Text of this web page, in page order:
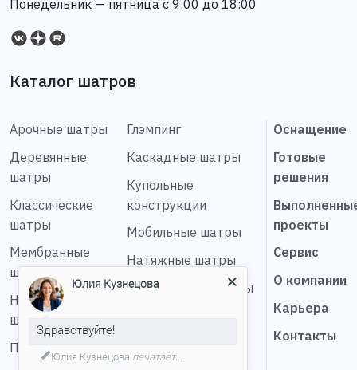
Понедельник — пятница с 9:00 до 18:00
Каталог шатров
Арочные шатры
Деревянные
шатры
Классические
шатры
Мембранные
шатры
Надувные
шатры
Пагода шатры
Глэмпинг
Каскадные шатры
Купольные
конструкции
Мобильные шатры
Натяжные шатры
Сферические шатры
Оснащение
Готовые
решения
проекты
Сервис
О компании
Карьера
Контакты
Юлия Кузнецова
Здравствуйте!
Юлия Кузнецова печатает...